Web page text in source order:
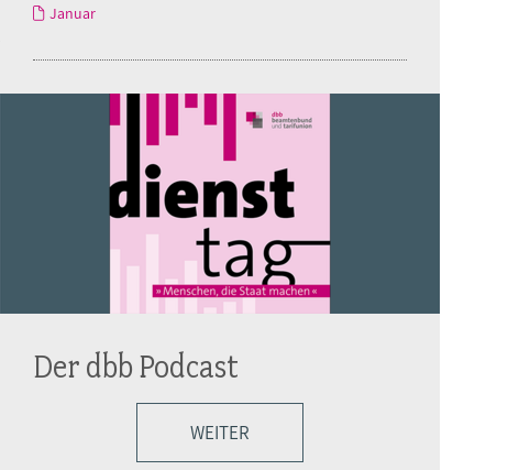
Januar
Der dbb Podcast
WEITER